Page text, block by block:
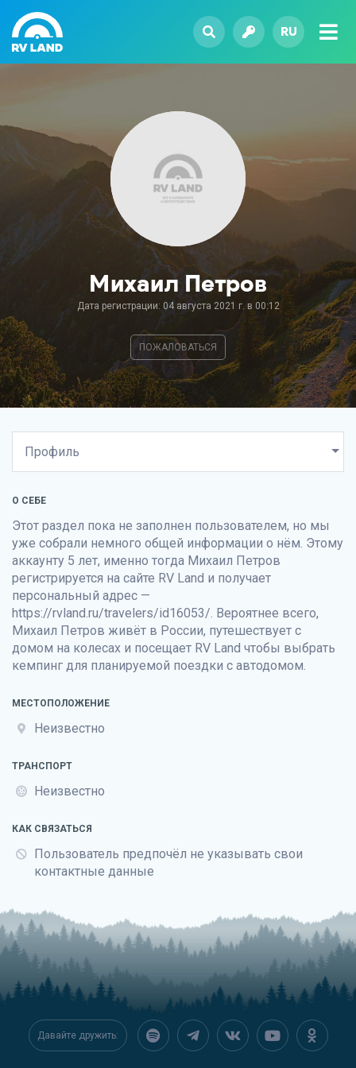
RU
Михаил Петров
Дата регистрации: 04 августа 2021 г. в 00:12
ПОЖАЛОВАТЬСЯ
О СЕБЕ
Этот раздел пока не заполнен пользователем, но мы
уже собрали немного общей информации о нём. Этому
аккаунту 5 лет, именно тогда Михаил Петров
регистрируется на сайте RV Land и получает
персональный адрес —
https://rvland.ru/travelers/id16053/. Вероятнее всего,
Михаил Петров живёт в России, путешествует с
домом на колесах и посещает RV Land чтобы выбрать
кемпинг для планируемой поездки с автодомом.
МЕСТОПОЛОЖЕНИЕ
Неизвестно
ТРАНСПОРТ
Неизвестно
КАК СВЯЗАТЬСЯ
Пользователь предпочёл не указывать свои
контактные данные
Давайте дружить: